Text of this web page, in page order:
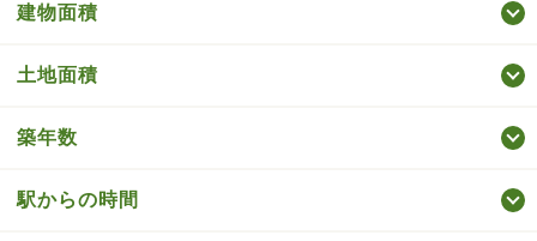
建物面積
土地面積
築年数
駅からの時間